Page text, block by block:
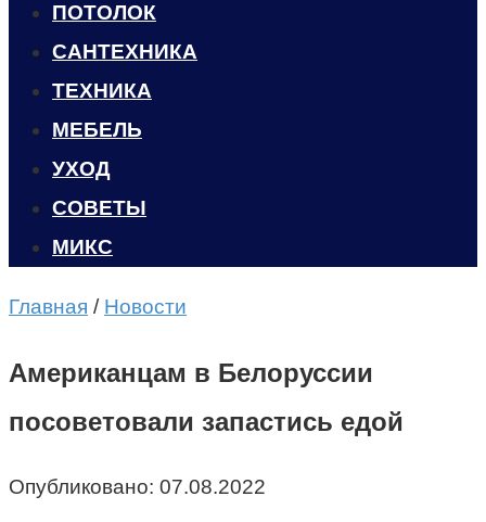
ПОТОЛОК
САНТЕХНИКА
ТЕХНИКА
МЕБЕЛЬ
УХОД
CОВЕТЫ
МИКС
Главная / Новости
Американцам в Белоруссии
посоветовали запастись едой
Опубликовано: 07.08.2022